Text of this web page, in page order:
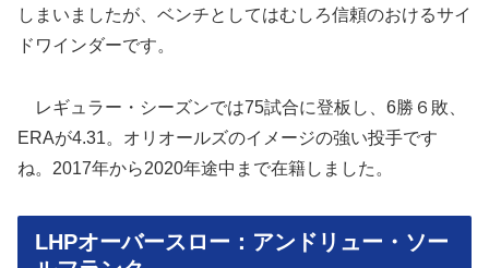
しまいましたが、ベンチとしてはむしろ信頼のおけるサイ
ドワインダーです。
レギュラー・シーズンでは75試合に登板し、6勝６敗、
ERAが4.31。オリオールズのイメージの強い投手です
ね。2017年から2020年途中まで在籍しました。
LHPオーバースロー：アンドリュー・ソー